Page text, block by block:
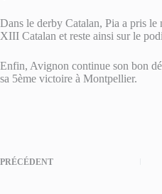
Dans le derby Catalan, Pia a pris le
XIII Catalan et reste ainsi sur le
Enfin, Avignon continue son bon
sa 5ème victoire à Montpellier.
PRÉCÉDENT